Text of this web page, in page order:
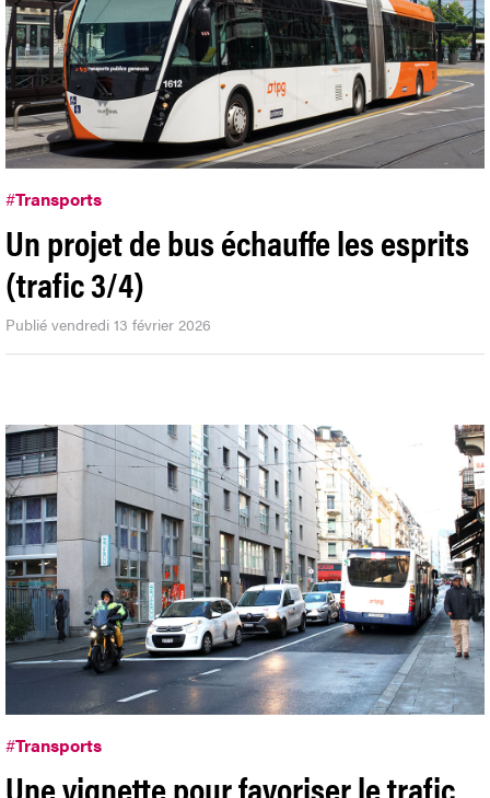
#Transports
Un projet de bus échauffe les esprits
(trafic 3/4)
Publié vendredi 13 février 2026
#Transports
Une vignette pour favoriser le trafic